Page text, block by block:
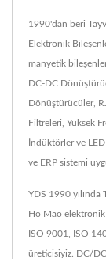
1990'dan beri
Elektronik
manyetik
DC-DC
Dönüştürücüler,
Filtreleri, Yüksek
İndüktörler ve
ve ERP sistemi
YDS 1990 yılında
Ho Mao elektronik
ISO 9001, ISO
üreticisiyiz. DC/